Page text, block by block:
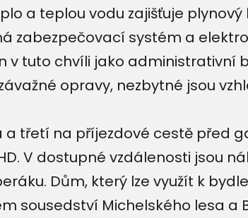
a teplou vodu zajišťuje plynový
zabezpečovací systém a
v tuto chvíli jako administrativní
opravy, nezbytné jsou
třetí na příjezdové cestě před
V dostupné vzdálenosti jsou
Dům, který lze využít k
sousedství Michelského lesa a